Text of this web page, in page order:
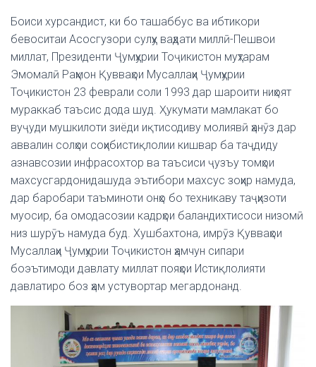
Боиси хурсандист, ки бо ташаббус ва ибтикори
бевоситаи Асосгузори сулҳу ваҳдати миллӣ-Пешвои
миллат, Президенти Ҷумҳурии Тоҷикистон муҳтарам
Эмомалӣ Раҳмон Қувваҳои Мусаллаҳи Ҷумҳурии
Тоҷикистон 23 феврали соли 1993 дар шароити ниҳоят
мураккаб таъсис дода шуд. Ҳукумати мамлакат бо
вуҷуди мушкилоти зиёди иқтисодиву молиявӣ ҳанӯз дар
аввалин солҳои соҳибистиқлолии кишвар ба таҷдиду
азнавсозии инфрасохтор ва таъсиси ҷузъу томҳои
махсусгардонидашуда эътибори махсус зоҳир намуда,
дар баробари таъминоти онҳо бо техникаву таҷҳизоти
муосир, ба омодасозии кадрҳои баландихтисоси низомӣ
низ шурӯъ намуда буд. Хушбахтона, имрӯз Қувваҳои
Мусаллаҳи Ҷумҳурии Тоҷикистон ҳамчун сипари
боэътимоди давлату миллат пояҳои Истиқлолияти
давлатиро боз ҳам устувортар мегардонанд.